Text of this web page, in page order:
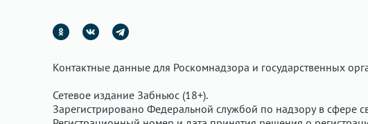
Контактные данные для Роскомнадзора и государственных
Сетевое издание Забньюс (18+).
Зарегистрировано Федеральной службой по надзору в сфере